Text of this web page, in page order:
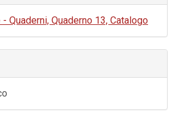
Quaderni, Quaderno 13, Catalogo